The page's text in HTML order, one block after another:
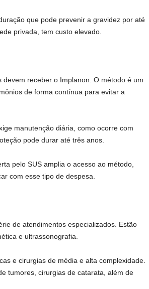
que pode prevenir a gravidez por até
privada, tem custo elevado.
receber o Implanon. O método é um
de forma contínua para evitar a
manutenção diária, como ocorre com
pode durar até três anos.
pelo SUS amplia o acesso ao método,
com esse tipo de despesa.
de atendimentos especializados. Estão
e ultrassonografia.
e cirurgias de média e alta complexidade.
tumores, cirurgias de catarata, além de